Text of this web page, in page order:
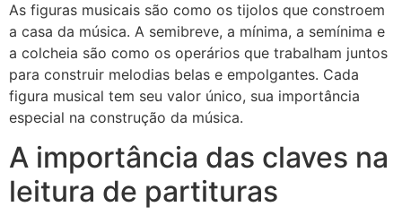
As figuras musicais são como os tijolos que constroem
a casa da música. A semibreve, a mínima, a semínima e
a colcheia são como os operários que trabalham juntos
para construir melodias belas e empolgantes. Cada
figura musical tem seu valor único, sua importância
especial na construção da música.
A importância das claves na
leitura de partituras